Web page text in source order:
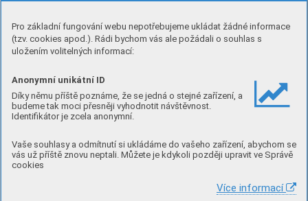
Pro základní fungování webu nepotřebujeme ukládat žádné informace
(tzv. cookies apod.). Rádi bychom vás ale požádali o souhlas s
uložením volitelných informací:
Anonymní unikátní ID
Díky němu příště poznáme, že se jedná o stejné zařízení, a
budeme tak moci přesněji vyhodnotit návštěvnost.
Identifikátor je zcela anonymní.
Vaše souhlasy a odmítnutí si ukládáme do vašeho zařízení, abychom se
vás už příště znovu neptali. Můžete je kdykoli později upravit ve Správě
cookies
Více informací
Noc sokoloven
otevřela pro širokou veřejnost.
Celorepubliková akce Noc sokoloven, která letos nesla
téma Poezie, přilákala do naší sokolovny desítky dětí
Už odpoledne bylo před sokolovnou živo. Děti se scházely
s očekáváním, co všechno je během odpoledne a večera
byla tematická šifrovací hra ulicemi Drásova. Účastníci se